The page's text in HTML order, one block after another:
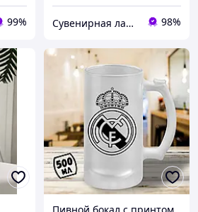
99% Сувенирная лавочка 98%